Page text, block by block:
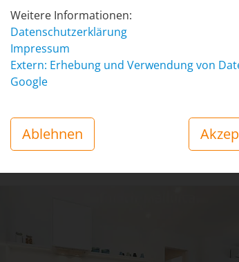
diesen hohen Küchenschränken
sich...
Weitere Informationen:
Datenschutzerklärung
Impressum
Extern: Erhebung und Verwendung von
Google
Ablehnen